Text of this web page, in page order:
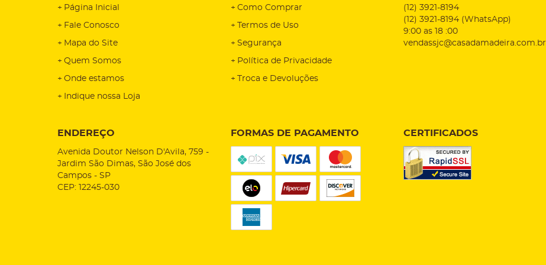
Página Inicial
Fale Conosco
Mapa do Site
Quem Somos
Onde estamos
Indique nossa Loja
Como Comprar
Termos de Uso
Segurança
Política de Privacidade
Troca e Devoluções
(12) 3921-8194
(12) 3921-8194 (WhatsApp)
9:00 as 18 :00
vendassjc@casadamadeira.com.br
ENDEREÇO
Avenida Doutor Nelson D'Avila, 759 -
Jardim São Dimas, São José dos
Campos - SP
CEP: 12245-030
FORMAS DE PAGAMENTO CERTIFICADOS